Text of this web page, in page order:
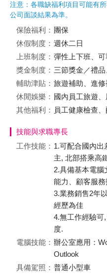
注意：各職缺福利項目可能有
公司面談結果為準。
保險福利： 團保
休假制度： 週休二日
上班制度： 彈性上下班、
獎金制度： 三節獎金／禮
輔助津貼： 旅遊補助、進
休閒娛樂： 國內員工旅遊
其他福利： 員工健康檢查
技能與求職專長
工作技能： 1.可配合國內出
主, 北部搭乘高
2.具備基本電腦
能力、顧客服務
3.業務銷售2年
經歷為佳
4.無工作經驗可
度.
電腦技能： 辦公室應用：
Outlook
具備駕照： 普通小型車